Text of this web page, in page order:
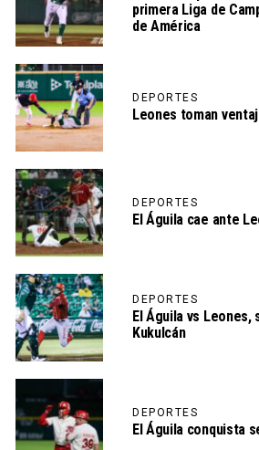
primera Liga de
de América
DEPORTES
Leones toman
DEPORTES
El Águila cae ante
DEPORTES
El Águila vs Leones,
Kukulcán
DEPORTES
El Águila conquista